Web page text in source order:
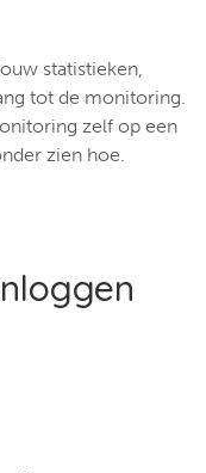
statistieken,
tot de monitoring.
zelf op een
zien hoe.